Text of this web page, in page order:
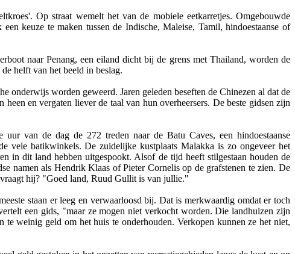
Op straat wemelt het van de mobiele eetkarretjes. Omgebouwde
keuze te maken tussen de Indische, Maleise, Tamil, hindoestaanse of
naar Penang, een eiland dicht bij de grens met Thailand, worden de
helft van het beeld in beslag.
onderwijs worden geweerd. Jaren geleden beseften de Chinezen al dat de
en vergaten liever de taal van hun overheersers. De beste gidsen zijn
van de dag de 272 treden naar de Batu Caves, een hindoestaanse
vele batikwinkels. De zuidelijke kustplaats Malakka is zo ongeveer het
in dit land hebben uitgespookt. Alsof de tijd heeft stilgestaan houden de
namen als Hendrik Klaas of Pieter Cornelis op de grafstenen te zien. De
hij? "Goed land, Ruud Gullit is van jullie."
staan er leeg en verwaarloosd bij. Dat is merkwaardig omdat er toch
een gids, "maar ze mogen niet verkocht worden. Die landhuizen zijn
weinig geld om het huis te onderhouden. Verkopen kunnen ze het niet,